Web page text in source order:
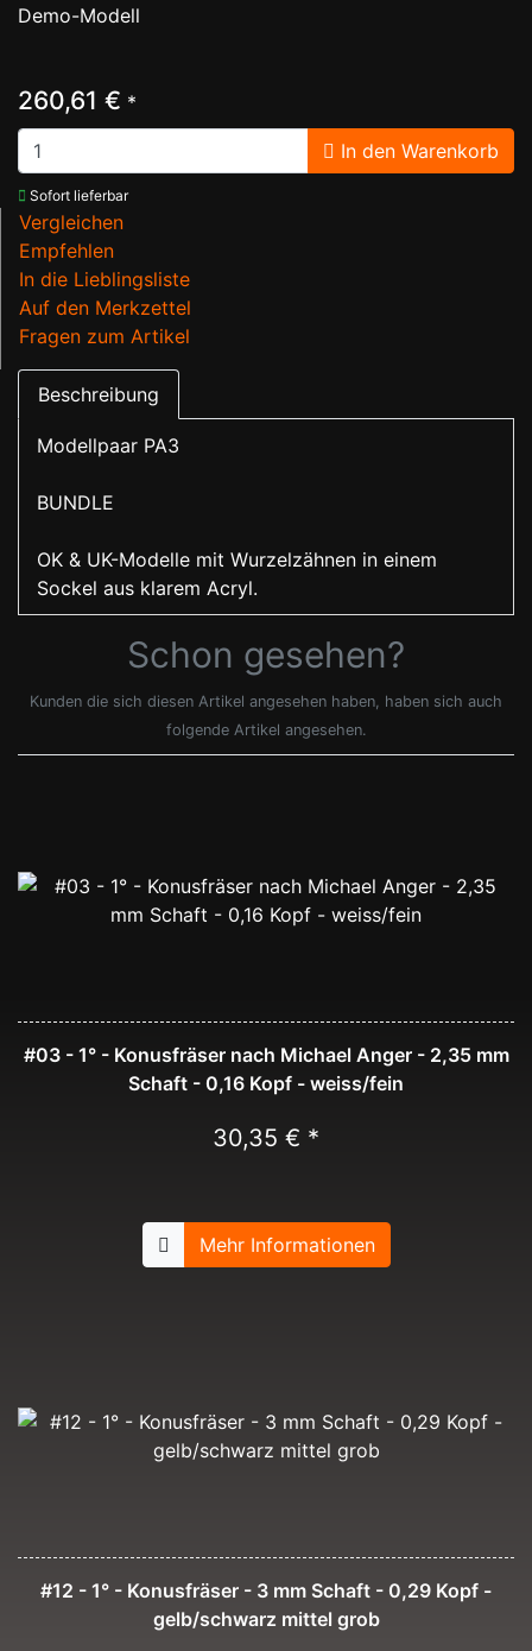
Demo-Modell
260,61 € *
In den Warenkorb
Sofort lieferbar
Vergleichen
Empfehlen
In die Lieblingsliste
Auf den Merkzettel
Fragen zum Artikel
Beschreibung
Modellpaar PA3
BUNDLE
OK & UK-Modelle mit Wurzelzähnen in einem
Sockel aus klarem Acryl.
Schon gesehen?
Kunden die sich diesen Artikel angesehen haben, haben sich auch
folgende Artikel angesehen.
#03 - 1° - Konusfräser nach Michael Anger - 2,35 mm
Schaft - 0,16 Kopf - weiss/fein
30,35 € *
Mehr Informationen
#12 - 1° - Konusfräser - 3 mm Schaft - 0,29 Kopf -
gelb/schwarz mittel grob